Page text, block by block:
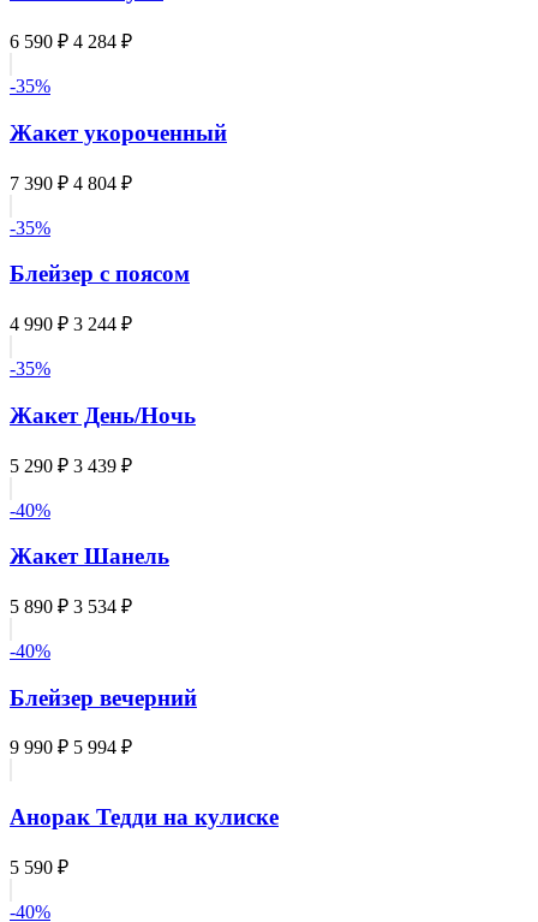
6 590 ₽ 4 284 ₽
-35%
Жакет укороченный
7 390 ₽ 4 804 ₽
-35%
Блейзер с поясом
4 990 ₽ 3 244 ₽
-35%
Жакет День/Ночь
5 290 ₽ 3 439 ₽
-40%
Жакет Шанель
5 890 ₽ 3 534 ₽
-40%
Блейзер вечерний
9 990 ₽ 5 994 ₽
Анорак Тедди на кулиске
5 590 ₽
-40%